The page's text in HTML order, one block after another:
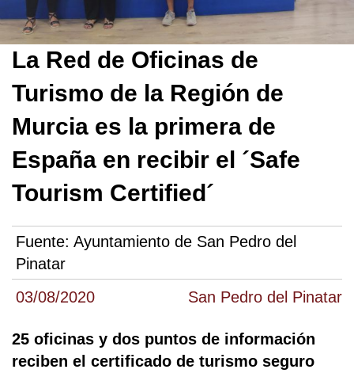
03/08/2020 San Pedro del Pinatar
La Red de Oficinas de
Turismo de la Región de
Murcia es la primera de
España en recibir el ´Safe
Tourism Certified´
Fuente: Ayuntamiento de San Pedro del
Pinatar
25 oficinas y dos puntos de información
reciben el certificado de turismo seguro